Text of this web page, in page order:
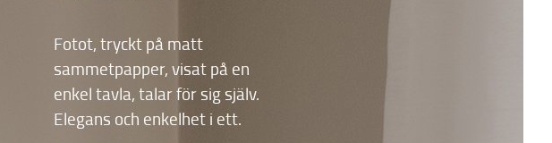
Fotot, tryckt på matt
sammetpapper, visat på en
enkel tavla, talar för sig själv.
Elegans och enkelhet i ett.